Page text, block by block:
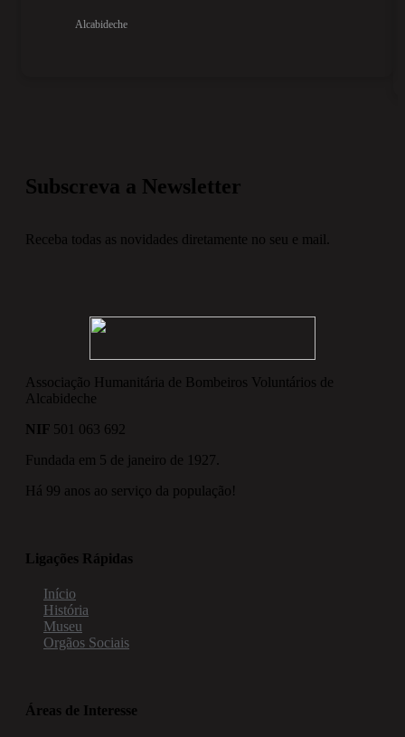
Alcabideche
Subscreva a Newsletter
Receba todas as novidades diretamente no seu e mail.
Associação Humanitária de Bombeiros Voluntários de
Alcabideche
NIF 501 063 692
Fundada em 5 de janeiro de 1927.
Há 99 anos ao serviço da população!
Ligações Rápidas
Início
História
Museu
Orgãos Sociais
Áreas de Interesse